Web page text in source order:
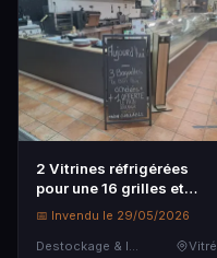
2 Vitrines réfrigérées
pour une 16 grilles et
l'autre 10 gri…
📅 Invendu le 29/05/2026
Vitré